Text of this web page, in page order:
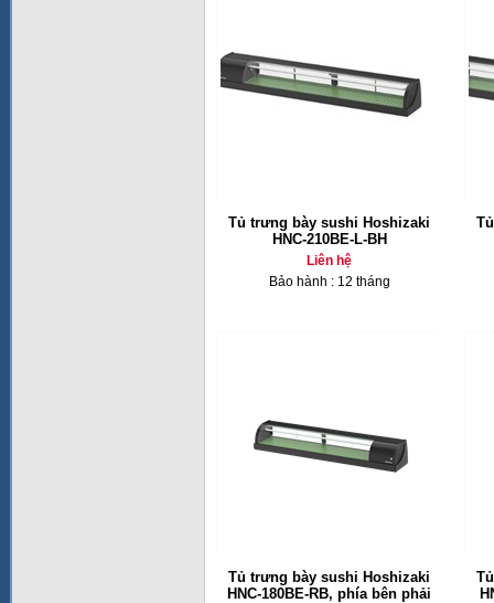
Tủ trưng bày sushi Hoshizaki
HNC-210BE-L-BH
Liên hệ
Bảo hành : 12 tháng
Tủ trưng bày sushi Hoshizaki
HNC-180BE-RB, phía bên phải